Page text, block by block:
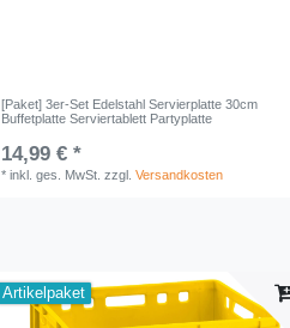
[Paket] 3er-Set Edelstahl Servierplatte 30cm
Buffetplatte Serviertablett Partyplatte
14,99 € *
*inkl. ges. MwSt. zzgl.Versandkosten
Artikelpaket